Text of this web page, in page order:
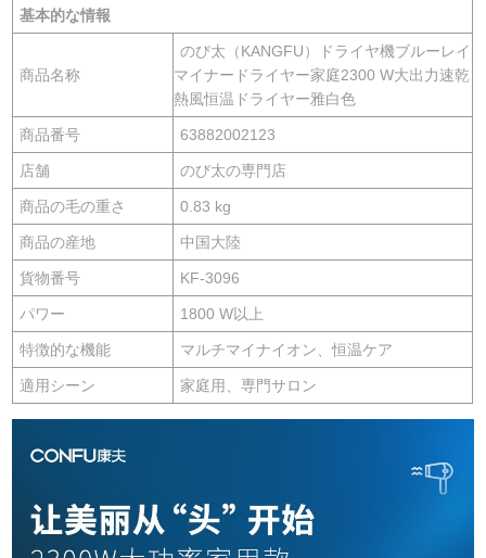
基本的な情報
商品名称
のび太（KANGFU）ドライヤ機ブルーレイ
マイナードライヤー家庭2300 W大出力速乾
熱風恒温ドライヤー雅白色
商品番号 63882002123
店舗 のび太の専門店
商品の毛の重さ 0.83 kg
商品の産地 中国大陸
貨物番号 KF-3096
パワー 1800 W以上
特徴的な機能 マルチマイナイオン、恒温ケア
適用シーン 家庭用、専門サロン